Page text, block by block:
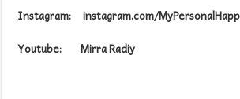
Instagram: instagram.com/
Youtube: Mirra Radiy